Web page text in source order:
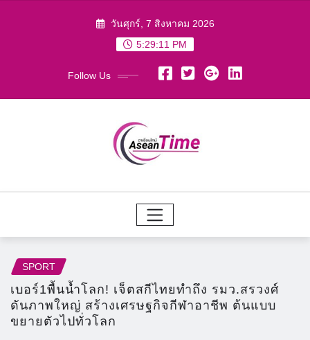
วันศุกร์, 7 สิงหาคม 2026
5:29:13 PM
Follow Us
SPORT
เบอร์1พื้นน้ำโลก! เจ็ตสกีไทยทำถึง รมว.สรวงศ์
ดันภาพใหญ่ สร้างเศรษฐกิจกีฬาอาชีพ ต้นแบบ
ขยายตัวไปทั่วโลก